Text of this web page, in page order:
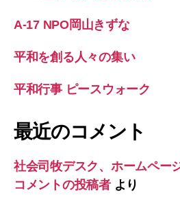
A-17 NPO岡山きずな
平和を創る人々の集い
平和行事 ピースウォーク
最近のコメント
社会司牧デスク、ホームペー
コメントの投稿者より